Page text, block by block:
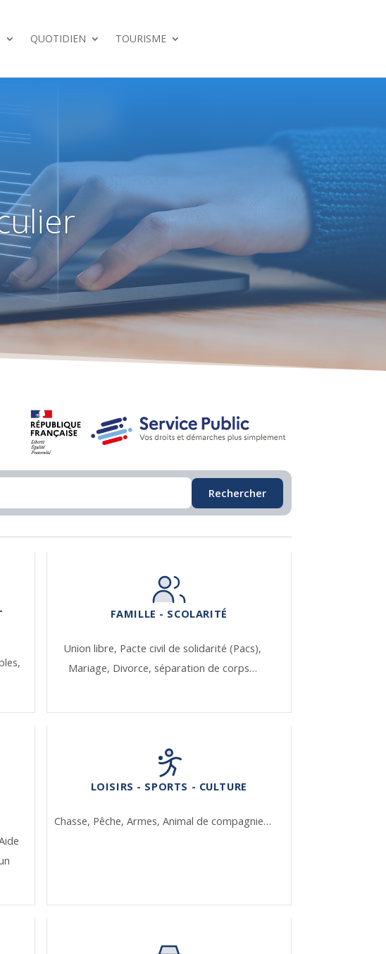
QUOTIDIEN TOURISME
Rechercher
FAMILLE - SCOLARITÉ
Union libre, Pacte civil de solidarité (Pacs),
Mariage, Divorce, séparation de corps…
LOISIRS - SPORTS - CULTURE
Chasse, Pêche, Armes, Animal de compagnie…